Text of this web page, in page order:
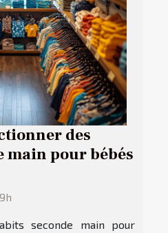
des
main pour bébés
seconde main pour